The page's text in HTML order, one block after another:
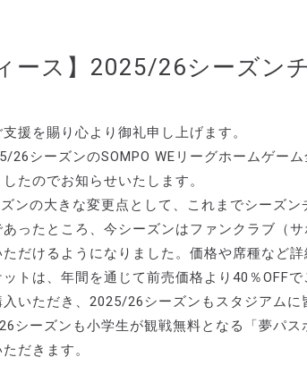
ース】2025/26シーズン
援を賜り心より御礼申し上げます。
26シーズンのSOMPO WEリーグホームゲー
たのでお知らせいたします。
ンの大きな変更点として、これまでシーズ
あったところ、今シーズンはファンクラブ（
だけるようになりました。価格や席種など詳
トは、年間を通じて前売価格より40％OFF
いただき、2025/26シーズンもスタジアムに
シーズンも小学生が観戦無料となる「夢パ
だきます。